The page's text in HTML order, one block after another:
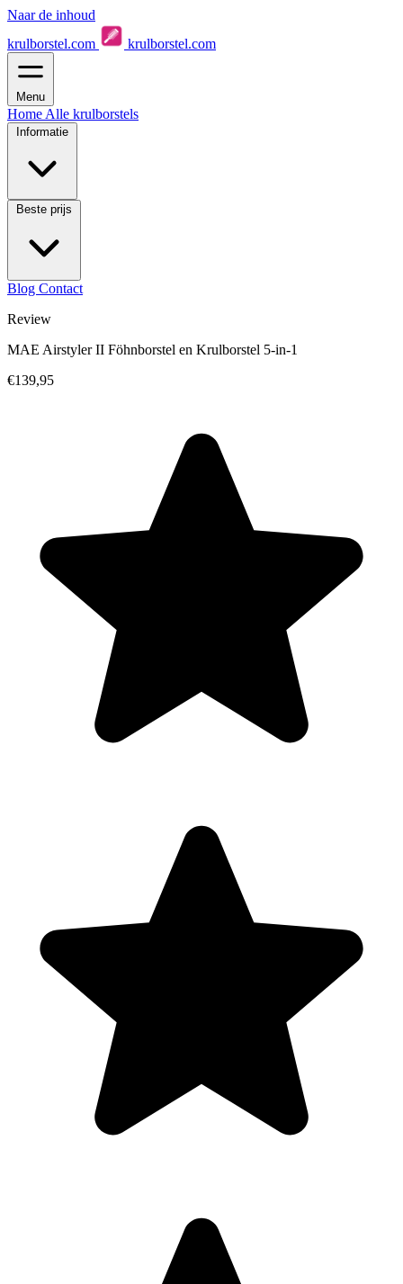
Naar de inhoud
krulborstel.com
krulborstel.com
Menu
Home Alle krulborstels
Informatie
Beste prijs
Blog Contact
Review
MAE Airstyler II Föhnborstel en Krulborstel 5-in-1
€139,95